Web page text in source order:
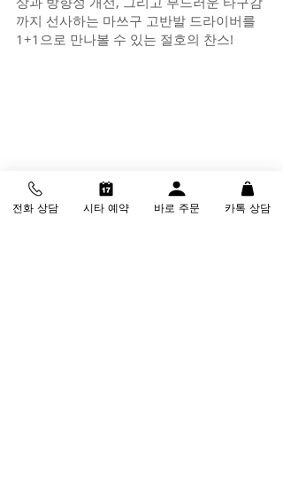
까지 선사하는 마쓰구 고반발 드라이버를
1+1으로 만나볼 수 있는 절호의 찬스!
전화 상담 시타 예약 바로 주문 카톡 상담